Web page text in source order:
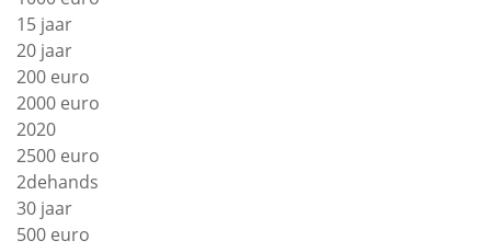
15 jaar
20 jaar
200 euro
2000 euro
2020
2500 euro
2dehands
30 jaar
500 euro